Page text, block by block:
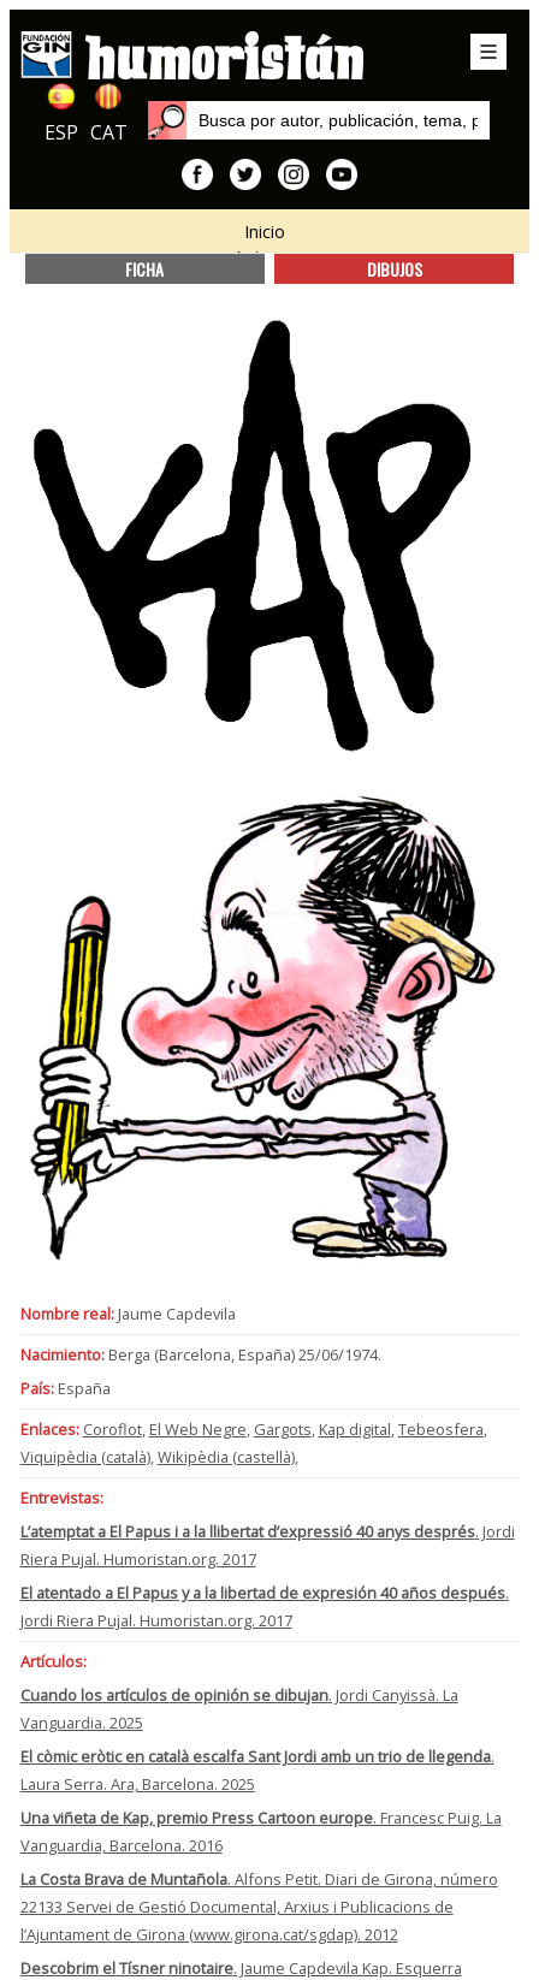
ESP CAT
Inicio
Autores
FICHA DIBUJOS
Nombre real:Jaume Capdevila
Nacimiento:Berga (Barcelona, España) 25/06/1974.
País:España
Enlaces: Coroflot, El Web Negre, Gargots, Kap digital,Tebeosfera,
Viquipèdia (català),Wikipèdia (castellà),
Entrevistas:
L’atemptat a El Papus i a la llibertat d’expressió 40 anys després. Jordi
Riera Pujal. Humoristan.org. 2017
El atentado a El Papus y a la libertad de expresión 40 años después.
Jordi Riera Pujal. Humoristan.org. 2017
Artículos:
Cuando los artículos de opinión se dibujan. Jordi Canyissà. La
Vanguardia. 2025
El còmic eròtic en català escalfa Sant Jordi amb un trio de llegenda.
Laura Serra. Ara, Barcelona. 2025
Una viñeta de Kap, premio Press Cartoon europe. Francesc Puig. La
Vanguardia, Barcelona. 2016
La Costa Brava de Muntañola. Alfons Petit. Diari de Girona, número
22133 Servei de Gestió Documental, Arxius i Publicacions de
l’Ajuntament de Girona (www.girona.cat/sgdap). 2012
Descobrim el Tísner ninotaire. Jaume Capdevila Kap. Esquerra